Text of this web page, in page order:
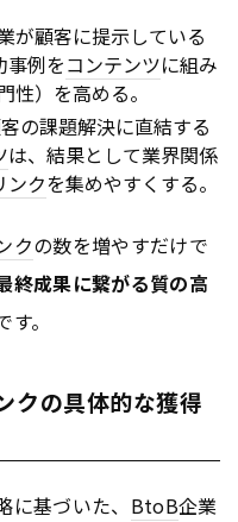
が顧客に提示している
事例をコンテンツに組み
性）を高める。
客の課題解決に直結する
は、結果として業界関係
ンクを集めやすくする。
クの数を増やすだけで
終成果に繋がる質の高
。
クの具体的な獲得
に基づいた、 BtoB企業